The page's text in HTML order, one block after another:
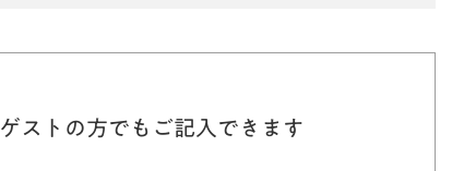
ゲストの方でもご記入できます